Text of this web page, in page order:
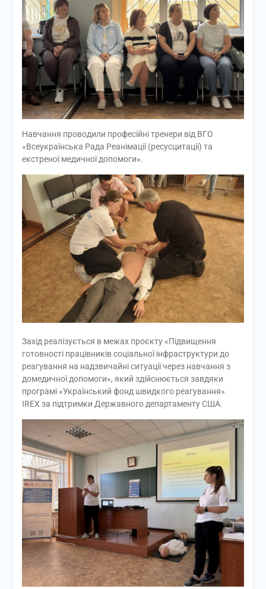
Навчання проводили професійні тренери від ВГО
«Всеукраїнська Рада Реанімації (ресусцитації) та
екстреної медичної допомоги».
Захід реалізується в межах проєкту «Підвищення
готовності працівників соціальної інфраструктури до
реагування на надзвичайні ситуації через навчання з
домедичної допомоги», який здійснюється завдяки
програмі «Український фонд швидкого реагування»
IREX за підтримки Державного департаменту США.